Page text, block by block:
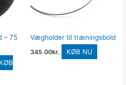
– 75
KØB
Vægholder til træningsbold
345.00kr. KØB NU